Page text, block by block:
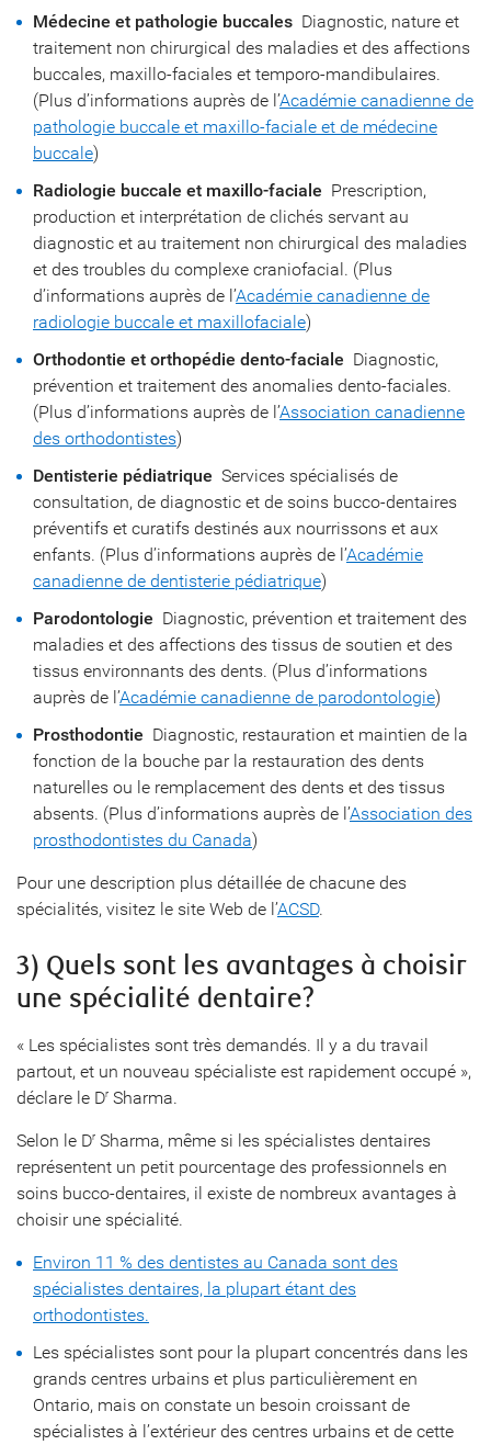
Médecine et pathologie buccales  Diagnostic, nature et
traitement non chirurgical des maladies et des affections
buccales, maxillo-faciales et temporo-mandibulaires.
(Plus d’informations auprès de l’Académie canadienne de
pathologie buccale et maxillo-faciale et de médecine
buccale)
Radiologie buccale et maxillo-faciale  Prescription,
production et interprétation de clichés servant au
diagnostic et au traitement non chirurgical des maladies
et des troubles du complexe craniofacial. (Plus
d’informations auprès de l’Académie canadienne de
radiologie buccale et maxillofaciale)
Orthodontie et orthopédie dento-faciale  Diagnostic,
prévention et traitement des anomalies dento-faciales.
(Plus d’informations auprès de l’Association canadienne
des orthodontistes)
Dentisterie pédiatrique  Services spécialisés de
consultation, de diagnostic et de soins bucco-dentaires
préventifs et curatifs destinés aux nourrissons et aux
enfants. (Plus d’informations auprès de l’Académie
canadienne de dentisterie pédiatrique)
Parodontologie  Diagnostic, prévention et traitement des
maladies et des affections des tissus de soutien et des
tissus environnants des dents. (Plus d’informations
auprès de l’Académie canadienne de parodontologie)
Prosthodontie  Diagnostic, restauration et maintien de la
fonction de la bouche par la restauration des dents
naturelles ou le remplacement des dents et des tissus
absents. (Plus d’informations auprès de l’Association des
prosthodontistes du Canada)
Pour une description plus détaillée de chacune des
spécialités, visitez le site Web de l’ACSD.
3) Quels sont les avantages à choisir
une spécialité dentaire?
« Les spécialistes sont très demandés. Il y a du travail
partout, et un nouveau spécialiste est rapidement occupé »,
déclare le Dr Sharma.
Selon le Dr Sharma, même si les spécialistes dentaires
représentent un petit pourcentage des professionnels en
soins bucco-dentaires, il existe de nombreux avantages à
choisir une spécialité.
Environ 11 % des dentistes au Canada sont des
spécialistes dentaires, la plupart étant des
orthodontistes.
Les spécialistes sont pour la plupart concentrés dans les
grands centres urbains et plus particulièrement en
Ontario, mais on constate un besoin croissant de
spécialistes à l’extérieur des centres urbains et de cette